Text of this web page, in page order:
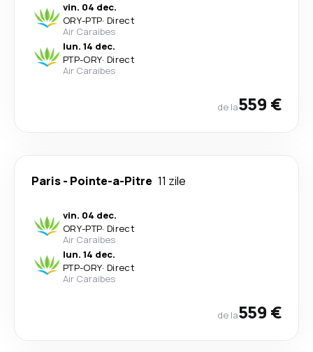
vin. 04 dec.
ORY-PTP· Direct
Air Caraibes
lun. 14 dec.
PTP-ORY· Direct
Air Caraibes
de la559 €
Paris- Pointe-a-Pitre 11 zile
vin. 04 dec.
ORY-PTP· Direct
Air Caraibes
lun. 14 dec.
PTP-ORY· Direct
Air Caraibes
de la559 €